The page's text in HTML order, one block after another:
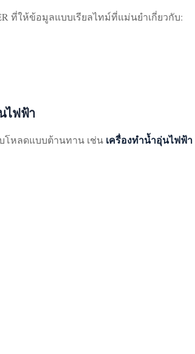
ที่ให้ข้อมูลแบบเรียลไทม์ที่แม่นยำเกี่ยวกับ:
ไฟฟ้า
หลดแบบต้านทาน เช่น เครื่องทำน้ำอุ่นไฟฟ้า